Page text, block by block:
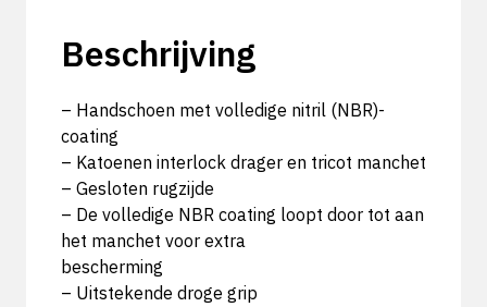
Beschrijving
– Handschoen met volledige nitril (NBR)-
coating
– Katoenen interlock drager en tricot manchet
– Gesloten rugzijde
– De volledige NBR coating loopt door tot aan
het manchet voor extra
bescherming
– Uitstekende droge grip